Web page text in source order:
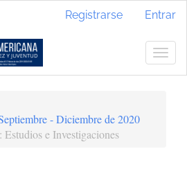
Registrarse Entrar
- Diciembre de 2020
Estudios e Investigaciones